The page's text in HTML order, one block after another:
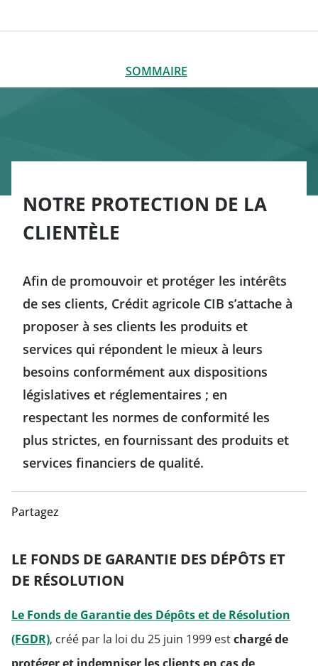
SOMMAIRE
Les réclamations
NOTRE PROTECTION DE LA
CLIENTÈLE
Afin de promouvoir et protéger les intérêts
de ses clients, Crédit agricole CIB s’attache à
proposer à ses clients les produits et
services qui répondent le mieux à leurs
besoins conformément aux dispositions
législatives et réglementaires ; en
respectant les normes de conformité les
plus strictes, en fournissant des produits et
services financiers de qualité.
Partagez
LE FONDS DE GARANTIE DES DÉPÔTS ET
DE RÉSOLUTION
Le Fonds de Garantie des Dépôts et de Résolution
(FGDR)Will open in a new tab
, créé par la loi du 25 juin 1999 estchargé de